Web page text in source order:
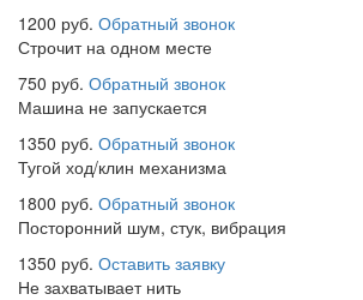
1200 руб. Обратный звонок
Строчит на одном месте
750 руб. Обратный звонок
Машина не запускается
1350 руб. Обратный звонок
Тугой ход/клин механизма
1800 руб. Обратный звонок
Посторонний шум, стук, вибрация
1350 руб. Оставить заявку
Не захватывает нить